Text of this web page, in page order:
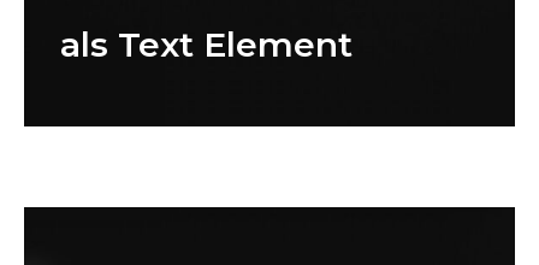
als Text Element